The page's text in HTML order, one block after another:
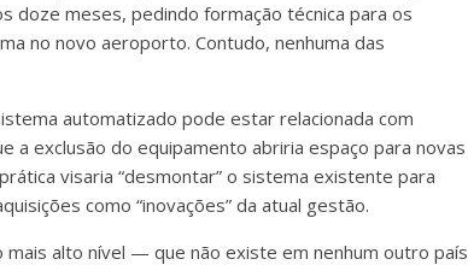
doze meses, pedindo formação técnica para os
no novo aeroporto. Contudo, nenhuma das
automatizado pode estar relacionada com
a exclusão do equipamento abriria espaço para novas
visaria “desmontar” o sistema existente para
como “inovações” da atual gestão.
alto nível — que não existe em nenhum outro país